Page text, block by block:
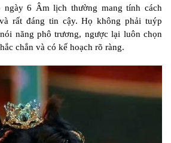
ngày 6 Âm lịch thường mang tính cách
rất đáng tin cậy. Họ không phải tuýp
năng phô trương, ngược lại luôn chọn
chắn và có kế hoạch rõ ràng.